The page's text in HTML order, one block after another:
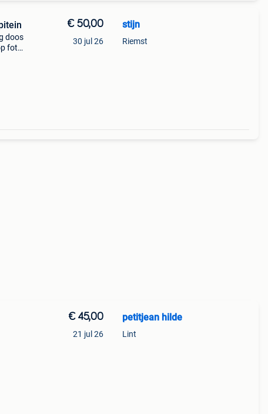
doos
foto
€ 50,00
30 jul 26
stijn
Riemst
€ 45,00
21 jul 26
petitjean hilde
Lint